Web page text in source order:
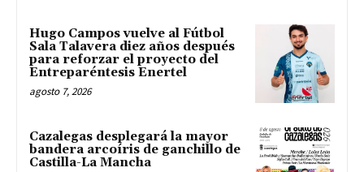
Hugo Campos vuelve al Fútbol
Sala Talavera diez años después
para reforzar el proyecto del
Entreparéntesis Enertel
agosto 7, 2026
Cazalegas desplegará la mayor
bandera arcoíris de ganchillo de
Castilla-La Mancha